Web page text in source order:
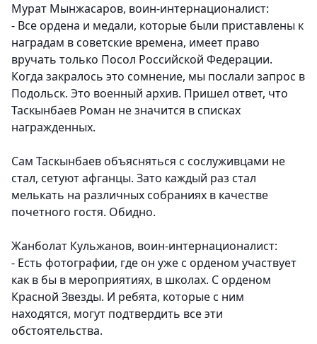
Мурат Мынжасаров, воин-интернационалист:
- Все ордена и медали, которые были приставлены к
наградам в советские времена, имеет право
вручать только Посол Российской Федерации.
Когда закралось это сомнение, мы послали запрос в
Подольск. Это военный архив. Пришел ответ, что
Таскынбаев Роман не значится в списках
награжденных.
Сам Таскынбаев объясняться с сослуживцами не
стал, сетуют афганцы. Зато каждый раз стал
мелькать на различных собраниях в качестве
почетного гостя. Обидно.
Жанболат Кульжанов, воин-интернационалист:
- Есть фотографии, где он уже с орденом участвует
как в бы в мероприятиях, в школах. С орденом
Красной Звезды. И ребята, которые с ним
находятся, могут подтвердить все эти
обстоятельства.